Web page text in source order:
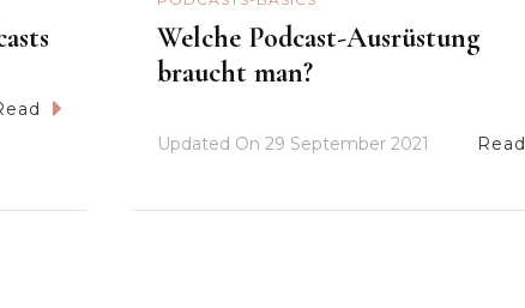
Welche Podcast-Ausrüstung
braucht man?
Updated On 29 September 2021 Read